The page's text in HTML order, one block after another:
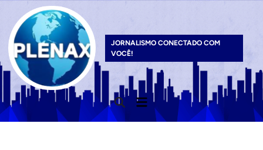
content
JORNALISMO CONECTADO COM
VOCÊ!
Open
Search
Main
Menu